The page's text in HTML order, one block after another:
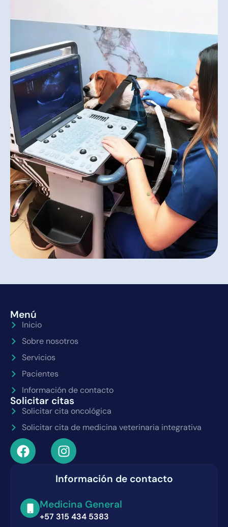
Menú
Inicio
Sobre nosotros
Servicios
Pacientes
Información de contacto
Solicitar citas
Solicitar cita oncológica
Solicitar cita de medicina veterinaria integrativa
Información de contacto
Medicina General
+57 315 434 5383